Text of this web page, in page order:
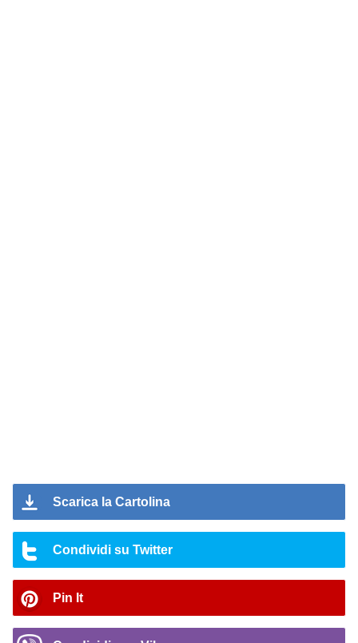
Scarica la Cartolina
Condividi su Twitter
Pin It